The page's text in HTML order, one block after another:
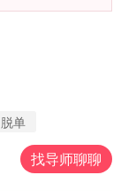
脱单
找导师聊聊